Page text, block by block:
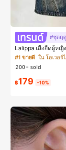
#ชุดฤ
Lalippa เสื้อยืดผู้หญิ
ม ไหล่ตก ลายพิมพ์ตั
นมินิมอล ของขวัญใ
#1 ขายดี ใน โอเวอร์
200+ sold
฿179 -10%